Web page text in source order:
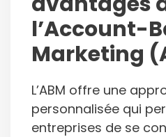
l’Account-
Marketing
L’ABM offre une
personnalisée qui
entreprises de se